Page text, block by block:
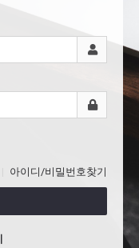
아이디/비밀번호찾기